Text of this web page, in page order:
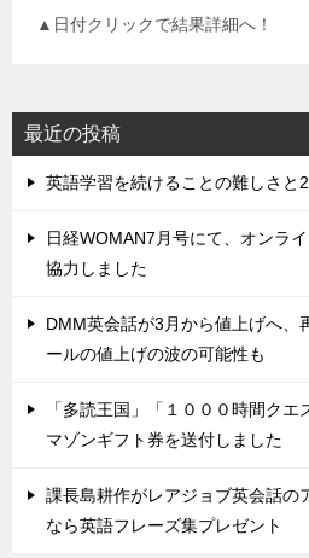
▲日付クリックで結果詳細へ！
最近の投稿
英語学習を続けることの難しさと
日経WOMAN7月号にて、オンラ
協力しました
DMM英会話が3月から値上げへ、
ールの値上げの波の可能性も
「多読王国」「１０００時間ク
マゾンギフト券を送付しました
課長島耕作がレアジョブ英会話の
なら英語フレーズ集プレゼント